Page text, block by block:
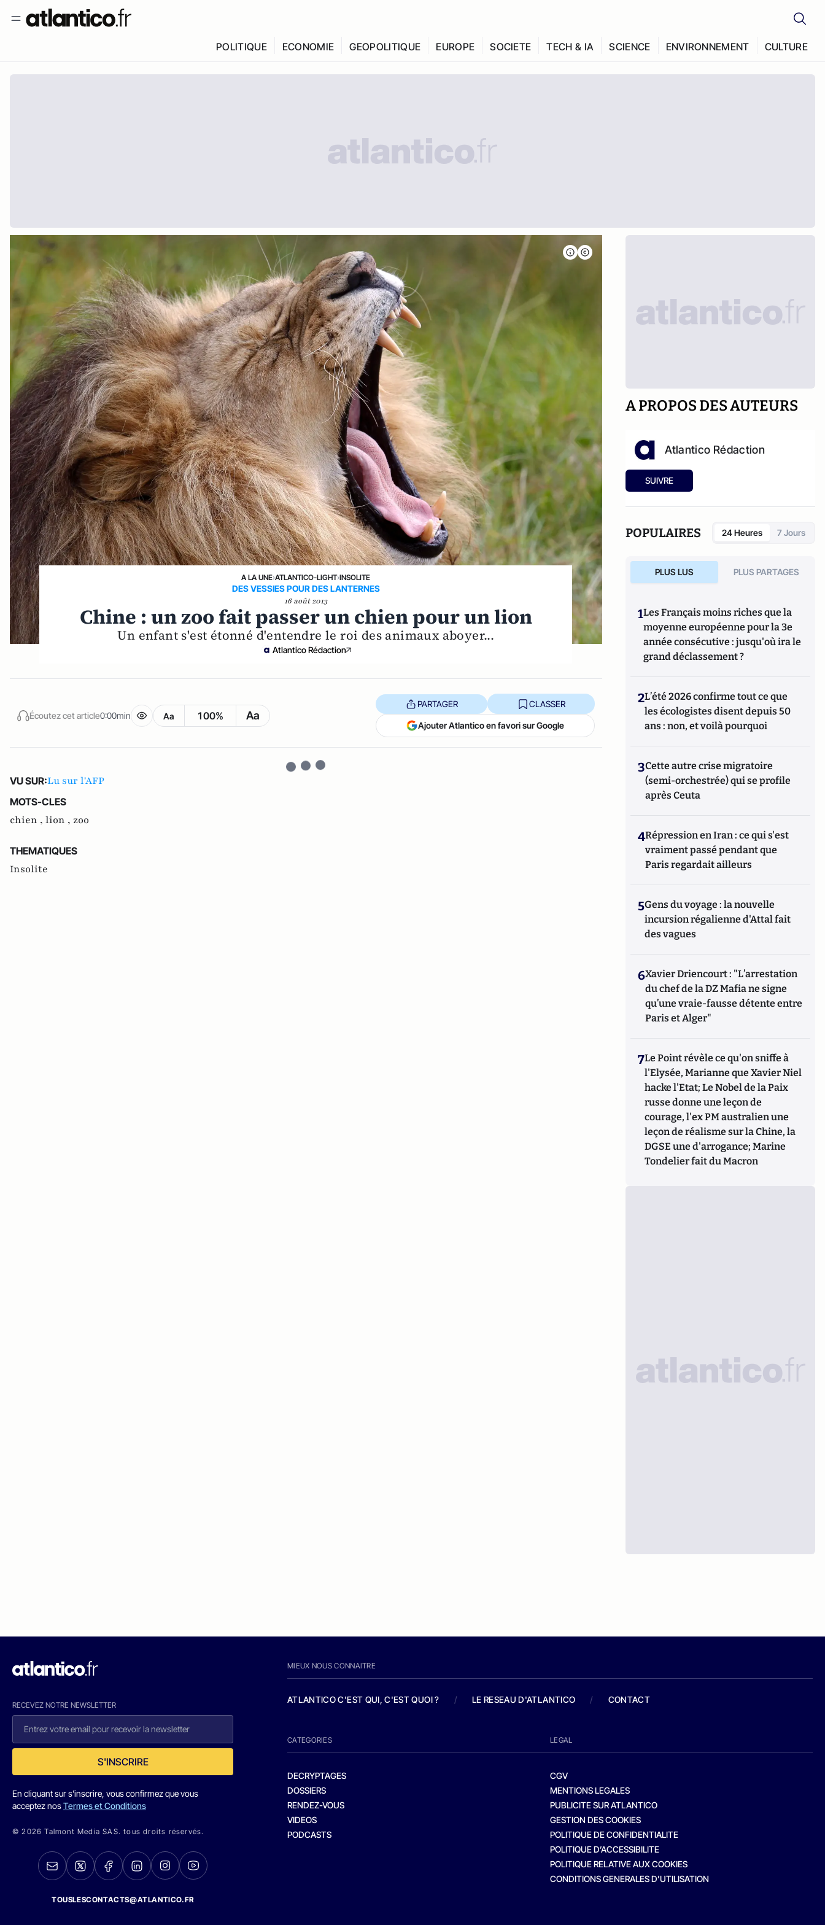
POLITIQUE ECONOMIE GEOPOLITIQUE EUROPE SOCIETE TECH & IA SCIENCE ENVIRONNEMENT CULTURE
A LA UNE›ATLANTICO-LIGHT›INSOLITE
DES VESSIES POUR DES LANTERNES
16 août 2013
Chine : un zoo fait passer un chien pour un lion
Un enfant s'est étonné d'entendre le roi des animaux aboyer...
Atlantico Rédaction
Écoutez cet article0:00min Aa 100% Aa
PARTAGER CLASSER
Ajouter Atlantico en favori sur Google
VU SUR:Lu sur l'AFP
MOTS-CLES
chien , lion , zoo
THEMATIQUES
Insolite
A PROPOS DES AUTEURS
Atlantico Rédaction
SUIVRE
POPULAIRES 24 Heures 7 Jours
PLUS LUS PLUS PARTAGES
1Les Français moins riches que la
moyenne européenne pour la 3e
année consécutive : jusqu'où ira le
grand déclassement ?
2L’été 2026 confirme tout ce que
les écologistes disent depuis 50
ans : non, et voilà pourquoi
3Cette autre crise migratoire
(semi-orchestrée) qui se profile
après Ceuta
4Répression en Iran : ce qui s'est
vraiment passé pendant que
Paris regardait ailleurs
5Gens du voyage : la nouvelle
incursion régalienne d'Attal fait
des vagues
6Xavier Driencourt : "L’arrestation
du chef de la DZ Mafia ne signe
qu’une vraie-fausse détente entre
Paris et Alger"
7Le Point révèle ce qu'on sniffe à
l'Elysée, Marianne que Xavier Niel
hacke l'Etat; Le Nobel de la Paix
russe donne une leçon de
courage, l'ex PM australien une
leçon de réalisme sur la Chine, la
DGSE une d'arrogance; Marine
Tondelier fait du Macron
RECEVEZ NOTRE NEWSLETTER
S'INSCRIRE
En cliquant sur s'inscrire, vous confirmez que vous
acceptez nosTermes et Conditions
© 2026 Talmont Media SAS. tous droits réservés.
TOUSLESCONTACTS@ATLANTICO.FR
MIEUX NOUS CONNAITRE
ATLANTICO C'EST QUI, C'EST QUOI ? / LE RESEAU D'ATLANTICO / CONTACT
CATEGORIES
DECRYPTAGES
DOSSIERS
RENDEZ-VOUS
VIDEOS
PODCASTS
LEGAL
CGV
MENTIONS LEGALES
PUBLICITE SUR ATLANTICO
GESTION DES COOKIES
POLITIQUE DE CONFIDENTIALITE
POLITIQUE D’ACCESSIBILITE
POLITIQUE RELATIVE AUX COOKIES
CONDITIONS GENERALES D’UTILISATION